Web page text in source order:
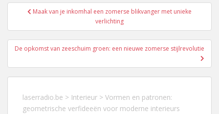
Berichtnavigatie
Maak van je inkomhal een zomerse blikvanger met unieke
verlichting
De opkomst van zeeschuim groen: een nieuwe zomerse stijlrevolutie
laserradio.be > Interieur > Vormen en patronen:
geometrische verfideeën voor moderne interieurs